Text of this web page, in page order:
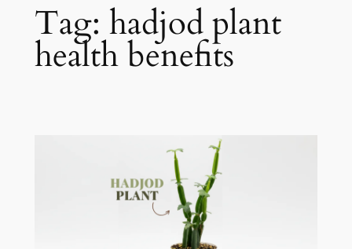
Tag: hadjod plant
health benefits